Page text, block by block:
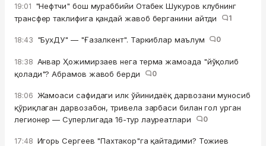
19:01 "Нефтчи" бош мураббийи Отабек Шукуров клубнинг
трансфер таклифига қандай жавоб берганини айтди
1
18:43 "БухДУ" — "Ғазалкент". Таркиблар маълум 0
18:38 Анвар Ҳожимирзаев нега терма жамоада "йўқолиб
қолади"? Абрамов жавоб берди
0
18:06 Жамоаси сафидаги илк ўйинидаёқ дарвозани муносиб
қўриқлаган дарвозабон, тривела зарбаси билан гол урган
легионер — Суперлигада 16-тур лауреатлари
0
17:48 Игорь Сергеев "Пахтакор"га қайтадими? Тожиев